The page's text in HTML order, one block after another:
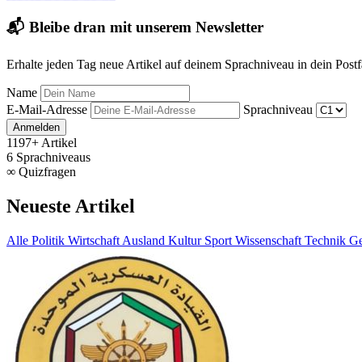
📬 Bleibe dran mit unserem Newsletter
Erhalte jeden Tag neue Artikel auf deinem Sprachniveau in dein
Name
E-Mail-Adresse
Sprachniveau
Anmelden
1197+ Artikel
6 Sprachniveaus
∞ Quizfragen
Neueste Artikel
Alle Politik Wirtschaft Ausland Kultur Sport Wissenschaft Technik